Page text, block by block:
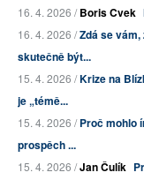
16. 4. 2026 /Boris Cvek
16. 4. 2026 /Zdá se
skutečně být...
15. 4. 2026 /Krize na
je „témě...
15. 4. 2026 /Proč mohlo
prospěch ...
15. 4. 2026 /Jan Čulík